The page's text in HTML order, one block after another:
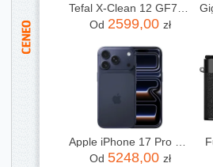
Od 2599,00 zł
Od 5248,00 zł